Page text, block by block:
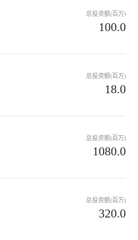
总投资额(百万)
100.0
总投资额(百万)
18.0
总投资额(百万)
1080.0
总投资额(百万)
320.0